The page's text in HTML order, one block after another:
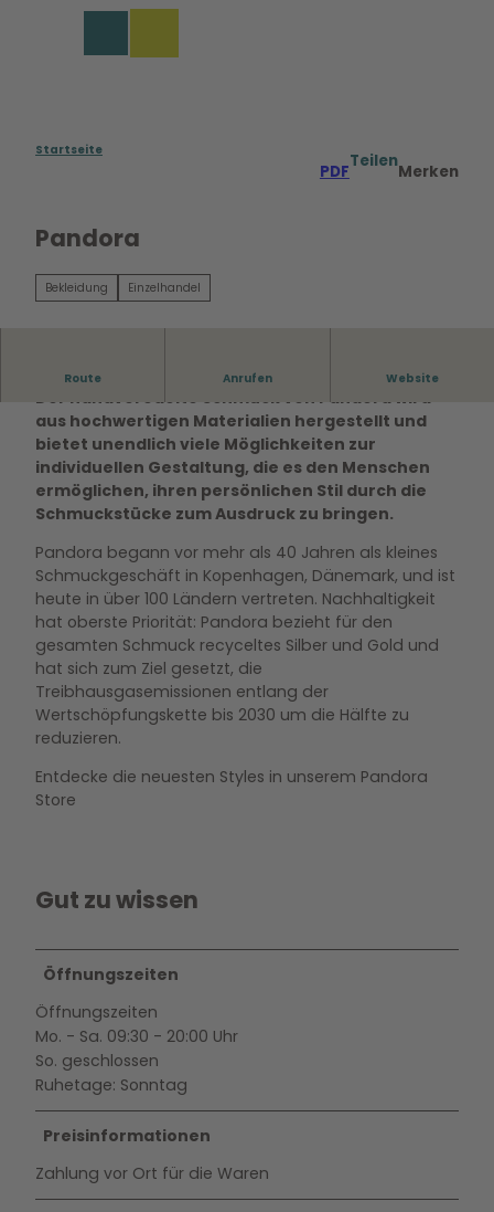
Startseite
PDF
Teilen
Merken
Pandora
Bekleidung Einzelhandel
Route Anrufen Website
Pandora ist die größte Schmuckmarke der Welt.
Der handveredelte Schmuck von Pandora wird
aus hochwertigen Materialien hergestellt und
bietet unendlich viele Möglichkeiten zur
individuellen Gestaltung, die es den Menschen
ermöglichen, ihren persönlichen Stil durch die
Schmuckstücke zum Ausdruck zu bringen.
Pandora begann vor mehr als 40 Jahren als kleines
Schmuckgeschäft in Kopenhagen, Dänemark, und ist
heute in über 100 Ländern vertreten. Nachhaltigkeit
hat oberste Priorität: Pandora bezieht für den
gesamten Schmuck recyceltes Silber und Gold und
hat sich zum Ziel gesetzt, die
Treibhausgasemissionen entlang der
Wertschöpfungskette bis 2030 um die Hälfte zu
reduzieren.
Entdecke die neuesten Styles in unserem Pandora
Store
Gut zu wissen
Öffnungszeiten
Öffnungszeiten
Mo. - Sa. 09:30 - 20:00 Uhr
So. geschlossen
Ruhetage: Sonntag
Preisinformationen
Zahlung vor Ort für die Waren